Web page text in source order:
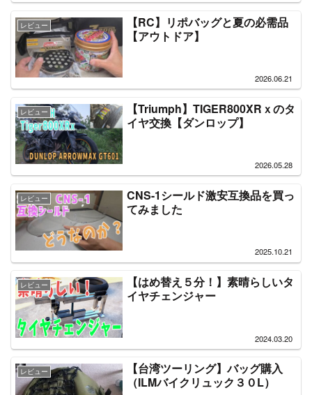
レビュー
【RC】リポバッグと夏の必需品
【アウトドア】
2026.06.21
レビュー
【Triumph】TIGER800XRｘのタ
イヤ交換【ダンロップ】
2026.05.28
レビュー
CNS-1シールド激安互換品を買っ
てみました
2025.10.21
レビュー
【はめ替え５分！】素晴らしいタ
イヤチェンジャー
2024.03.20
レビュー
【台湾ツーリング】バッグ購入
（ILMバイクリュック３０L）